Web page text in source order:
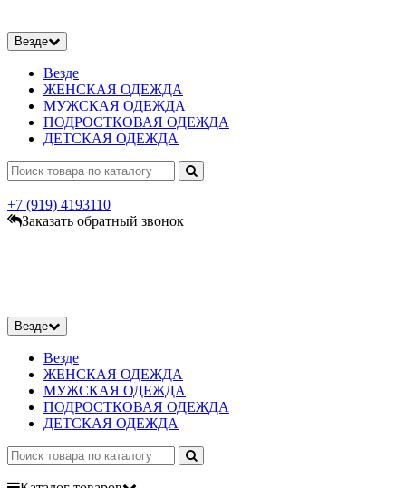
Везде
Везде
ЖЕНСКАЯ ОДЕЖДА
МУЖСКАЯ ОДЕЖДА
ПОДРОСТКОВАЯ ОДЕЖДА
ДЕТСКАЯ ОДЕЖДА
+7 (919) 4193110
Заказать обратный звонок
Везде
Везде
ЖЕНСКАЯ ОДЕЖДА
МУЖСКАЯ ОДЕЖДА
ПОДРОСТКОВАЯ ОДЕЖДА
ДЕТСКАЯ ОДЕЖДА